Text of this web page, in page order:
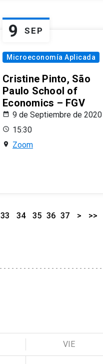
9 SEP
Microeconomía Aplicada
Cristine Pinto, São
Paulo School of
Economics – FGV
9 de Septiembre de 2020
15:30
Zoom
33 34 35 36 37 > >>
VIE